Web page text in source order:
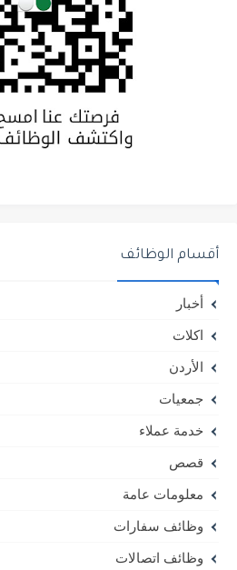
أقسام الوظائف
أخبار
اكلات
الأردن
جمعيات
خدمة عملاء
قصص
معلومات عامة
وظائف سفارات
وظائف اتصالات